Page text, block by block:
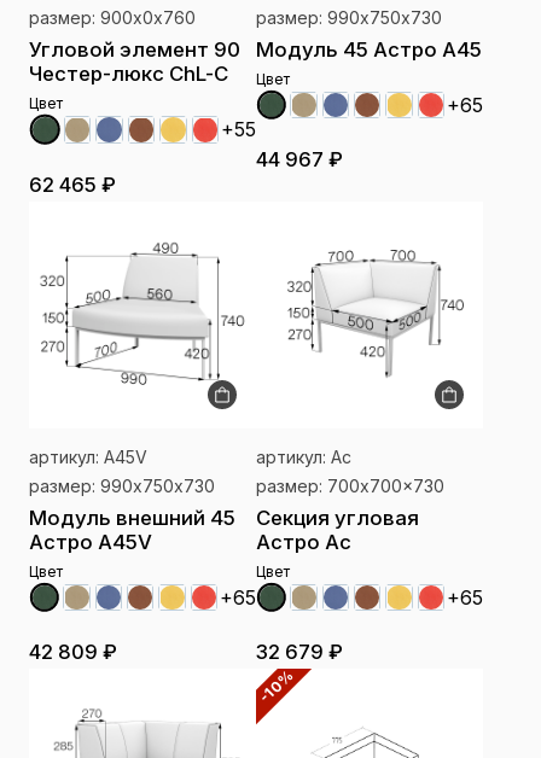
размер: 900x0x760
Угловой элемент 90
Честер-люкс ChL-C
Цвет
+55
62 465 ₽
размер: 990х750х730
Модуль 45 Астро A45
Цвет
+65
44 967 ₽
артикул: A45V
размер: 990х750х730
Модуль внешний 45
Астро A45V
Цвет
+65
42 809 ₽
артикул: Ac
размер: 700x700x730
Секция угловая
Астро Ac
Цвет
+65
32 679 ₽
-10%